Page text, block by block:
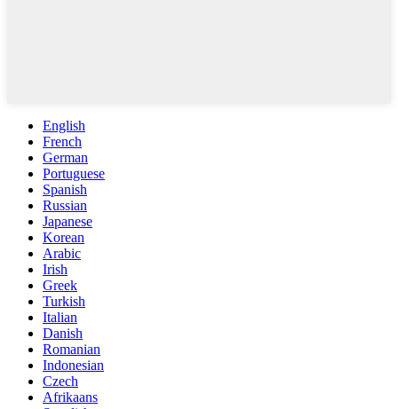
English
French
German
Portuguese
Spanish
Russian
Japanese
Korean
Arabic
Irish
Greek
Turkish
Italian
Danish
Romanian
Indonesian
Czech
Afrikaans